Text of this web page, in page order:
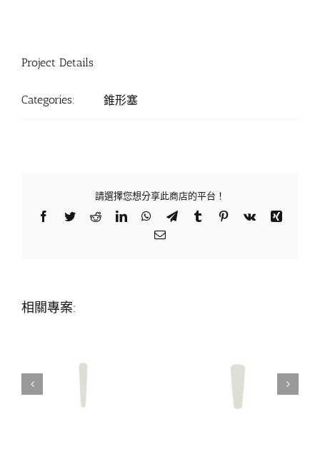
Project Details
Categories: 錐形塞
請選擇您想分享此商店的平台！
Facebook
TwitterRedditLinkedInWhatsApp
TelegramTumblr Pinterest
Vk
Xing
Email:
相關專案: